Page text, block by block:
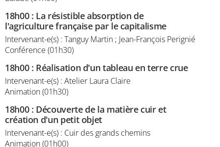
18h00: La résistible absorption de
l'agriculture française par le capitalisme
Intervenant-e(s) : Tanguy Martin ; Jean-François Perignié
Conférence (01h30)
18h00: Réalisation d'un tableau en terre crue
Intervenant-e(s) : Atelier Laura Claire
Animation (01h30)
18h00: Découverte de la matière cuir et
création d'un petit objet
Intervenant-e(s) : Cuir des grands chemins
Animation (01h00)